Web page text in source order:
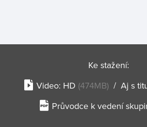
Ke stažení:
Video: HD (474MB) / Aj s
Průvodce k vedení